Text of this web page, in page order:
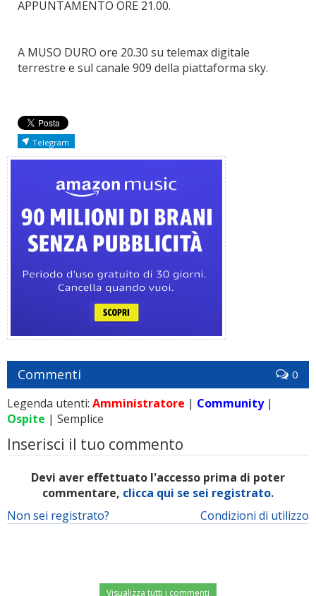
APPUNTAMENTO ORE 21.00.
A MUSO DURO ore 20.30 su telemax digitale
terrestre e sul canale 909 della piattaforma sky.
Telegram
Commenti 0
Legenda utenti: Amministratore | Community|
Ospite | Semplice
Inserisci il tuo commento
Devi aver effettuato l'accesso prima di poter
commentare, clicca qui se sei registrato.
Condizioni di utilizzo
Non sei registrato?
Visualizza tutti i commenti